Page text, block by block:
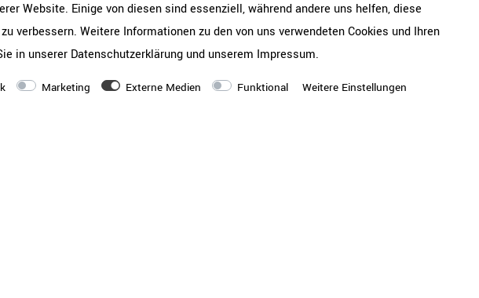
Website. Einige von diesen sind essenziell, während andere uns helfen, diese
verbessern. Weitere Informationen zu den von uns verwendeten Cookies und Ihren
in unserer Daten­schutz­erklärung und unserem Impressum.
Marketing Externe Medien Funktional Weitere Einstellungen